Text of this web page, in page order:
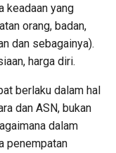
keadaan yang
orang, badan,
dan sebagainya).
harga diri.
berlaku dalam hal
dan ASN, bukan
dalam
penempatan